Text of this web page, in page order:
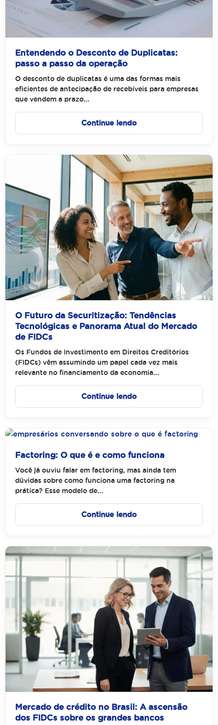
Entendendo o Desconto de Duplicatas:
passo a passo da operação
O desconto de duplicatas é uma das formas mais
eficientes de antecipação de recebíveis para empresas
que vendem a prazo...
Continue lendo
O Futuro da Securitização: Tendências
Tecnológicas e Panorama Atual do Mercado
de FIDCs
Os Fundos de Investimento em Direitos Creditórios
(FIDCs) vêm assumindo um papel cada vez mais
relevante no financiamento da economia...
Continue lendo
Factoring: O que é e como funciona
Você já ouviu falar em factoring, mas ainda tem
dúvidas sobre como funciona uma factoring na
prática? Esse modelo de...
Continue lendo
Mercado de crédito no Brasil: A ascensão
dos FIDCs sobre os grandes bancos